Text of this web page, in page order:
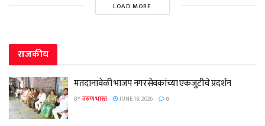
LOAD MORE
राजकीय
मतदानावेळी भाजप नगरसेवकांच्या एकजुटीचे प्रदर्शन
BYतरुण भारत JUNE 18, 2026 0